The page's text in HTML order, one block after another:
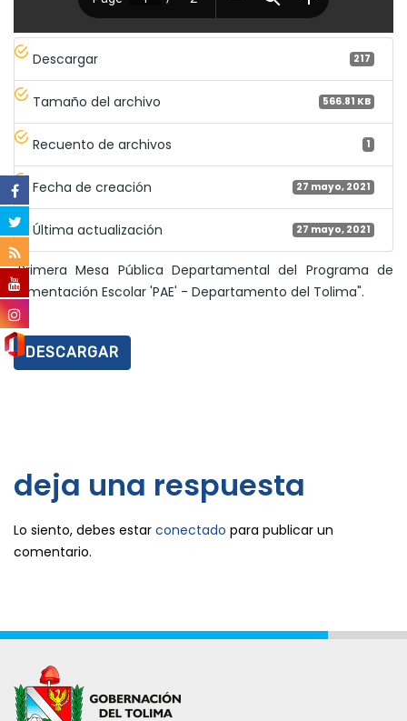
Descargar 217
Tamaño del archivo 566.81 KB
Recuento de archivos 1
Fecha de creación 27 mayo, 2021
Última actualización 27 mayo, 2021
"Primera Mesa Pública Departamental del Programa de
Alimentación Escolar 'PAE' - Departamento del Tolima".
DESCARGAR
deja una respuesta
Lo siento, debes estar conectado para publicar un
comentario.